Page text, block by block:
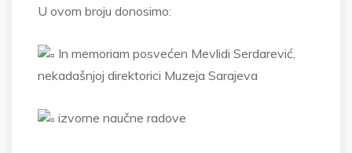
U ovom broju donosimo:
In memoriam posvećen Mevlidi Serdarević,
nekadašnjoj direktorici Muzeja Sarajeva
izvorne naučne radove